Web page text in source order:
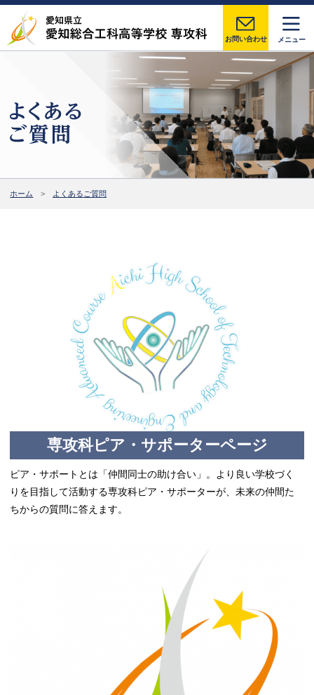
お問い合わせ メニュー
ホーム よくあるご質問
専攻科ピア・サポーターページ
ピア・サポートとは「仲間同士の助け合い」。より良い学校づく
りを目指して活動する専攻科ピア・サポーターが、未来の仲間た
ちからの質問に答えます。